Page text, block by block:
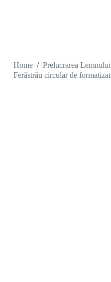
o
Home / Prelucrarea Lemnului
Ferăstrău circular de formatizat